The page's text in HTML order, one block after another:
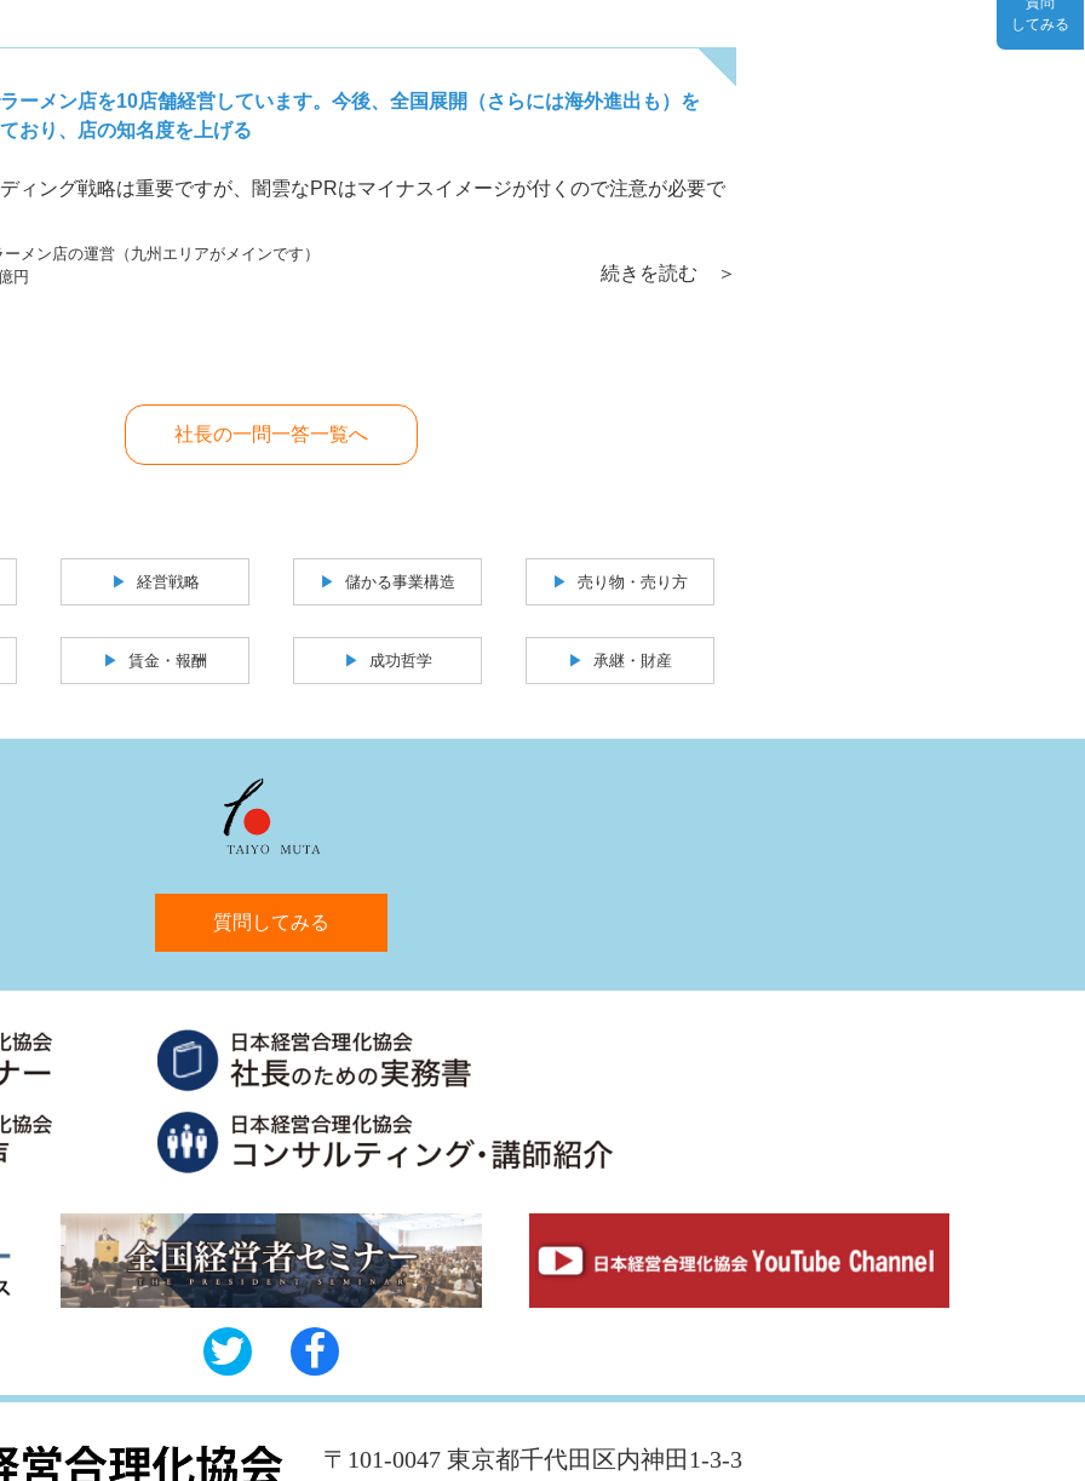
ーメン店を10店舗経営しています。今後、全国展開（さらには海外進出も）を
おり、店の知名度を上げる
ィング戦略は重要ですが、闇雲なPRはマイナスイメージが付くので注意が必要で
ーメン店の運営（九州エリアがメインです）
円
続きを読む ＞
社長の一問一答一覧へ
経営戦略 儲かる事業構造 売り物・売り方
賃金・報酬 成功哲学 承継・財産
してみる
質問してみる
〒101-0047 東京都千代田区内神田1-3-3